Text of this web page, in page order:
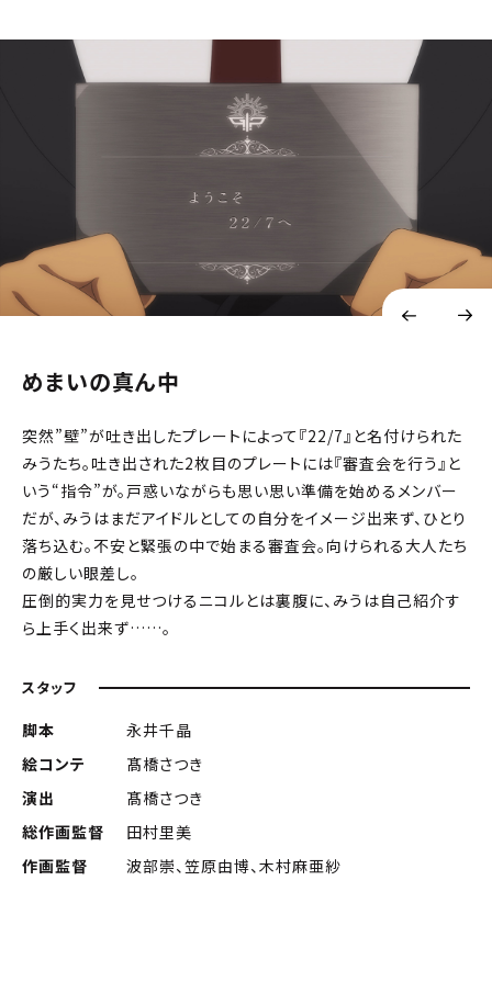
めまいの真ん中
突然”壁”が吐き出したプレートによって『22/7』と名付けられた
みうたち。吐き出された2枚目のプレートには『審査会を行う』と
いう“指令”が。戸惑いながらも思い思い準備を始めるメンバー
だが、みうはまだアイドルとしての自分をイメージ出来ず、ひとり
落ち込む。不安と緊張の中で始まる審査会。向けられる大人たち
の厳しい眼差し。
圧倒的実力を見せつけるニコルとは裏腹に、みうは自己紹介す
ら上手く出来ず……。
スタッフ
脚本
永井千晶
絵コンテ
髙橋さつき
演出
髙橋さつき
総作画監督
田村里美
作画監督
波部崇、笠原由博、木村麻亜紗